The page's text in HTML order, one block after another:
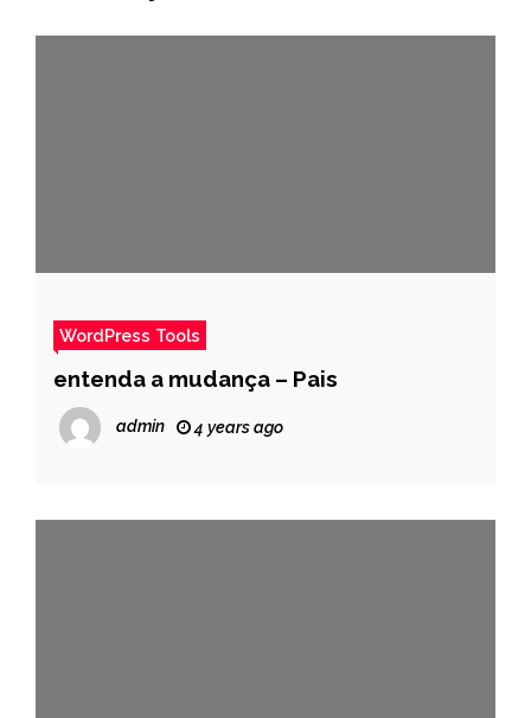
WordPress Tools
entenda a mudança – Pais
admin 4 years ago